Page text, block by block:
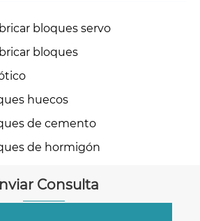
bloques servo
bloques
huecos
de cemento
de hormigón
Consulta